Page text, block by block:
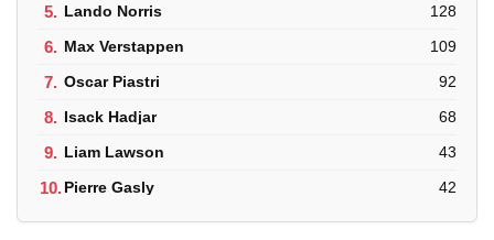
5. Lando Norris 128
6. Max Verstappen 109
7. Oscar Piastri 92
8. Isack Hadjar 68
9. Liam Lawson 43
10.Pierre Gasly 42